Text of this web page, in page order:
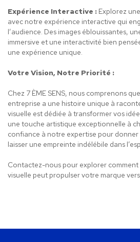
Expérience Interactive : Explorez
avec notre expérience interactive qui
l’audience. Des images éblouissantes,
immersive et une interactivité bien
une expérience unique.
Votre Vision, Notre Priorité :
Chez 7 ÈME SENS, nous comprenons
entreprise a une histoire unique à
visuelle est dédiée à transformer vos
une touche artistique exceptionnelle à
confiance à notre expertise pour
laisser une empreinte indélébile dans
Contactez-nous pour explorer
visuelle peut propulser votre marque